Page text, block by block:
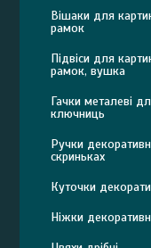
Вішаки для
рамок
Підвіси для
рамок, вушка
Гачки металеві
ключниць
Ручки
скриньках
Куточки
Ніжки